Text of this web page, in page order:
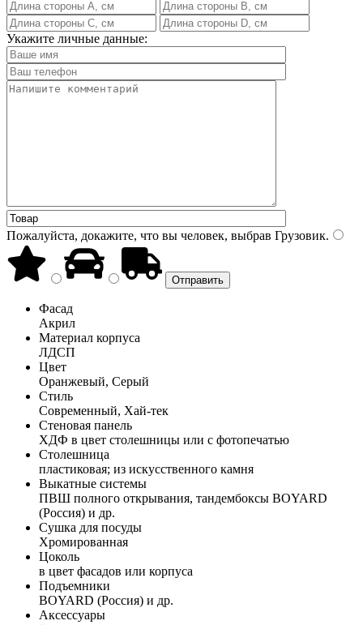
Укажите личные данные:
Пожалуйста, докажите, что вы человек, выбрав Грузовик.
Фасад
Акрил
Материал корпуса
ЛДСП
Цвет
Оранжевый, Серый
Стиль
Современный, Хай-тек
Стеновая панель
ХДФ в цвет столешницы или с фотопечатью
Столешница
пластиковая; из искусственного камня
Выкатные системы
ПВШ полного открывания, тандембоксы BOYARD
(Россия) и др.
Сушка для посуды
Хромированная
Цоколь
в цвет фасадов или корпуса
Подъемники
BOYARD (Россия) и др.
Аксессуары